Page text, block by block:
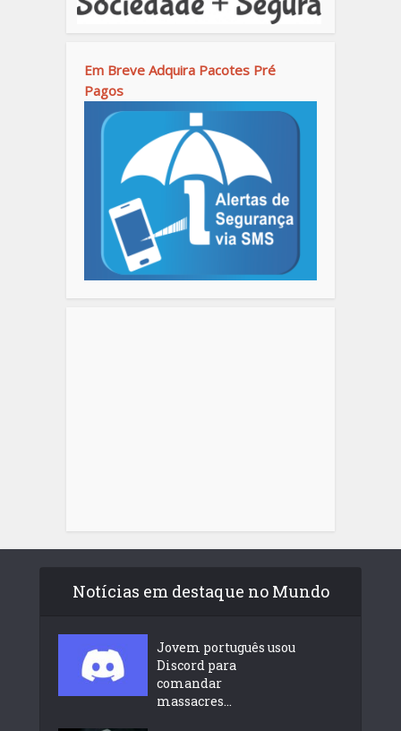
Em Breve Adquira Pacotes Pré
Pagos
Notícias em destaque no Mundo
Jovem português usou
Discord para
comandar
massacres...